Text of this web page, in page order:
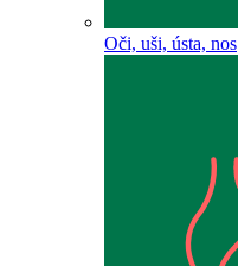
Oči, uši, ústa, nos